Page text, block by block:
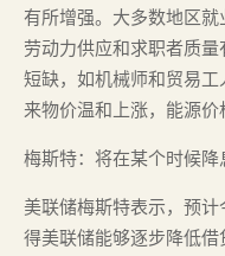
有所增强。大多数地区就
劳动力供应和求职者质
短缺，如机械师和贸易
来物价温和上涨，能源价
梅斯特：将在某个时候降
美联储梅斯特表示，预
得美联储能够逐步降低